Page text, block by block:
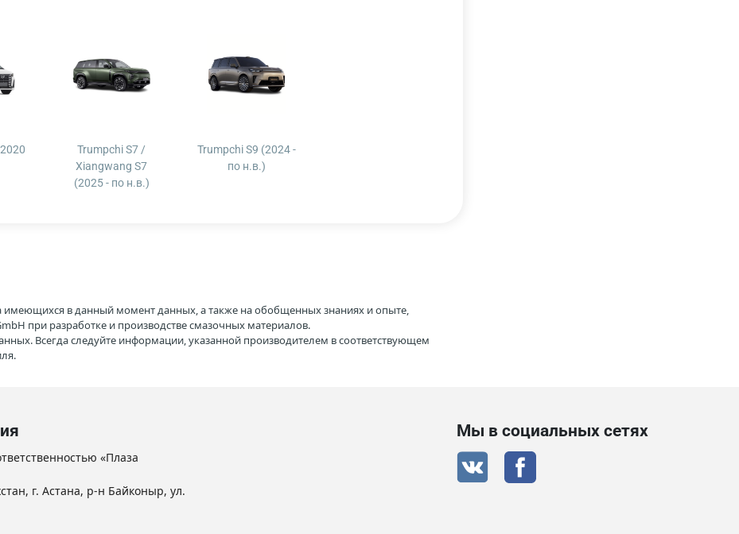
Trumpchi S7 /
Xiangwang S7
(2025 - по н.в.)
Trumpchi S9 (2024 -
по н.в.)
имеющихся в данный момент данных, а также на обобщенных знаниях и опыте,
при разработке и производстве смазочных материалов.
Всегда следуйте информации, указанной производителем в соответствующем
«Плаза
г. Астана, р-н Байконыр, ул.
Мы в социальных сетях